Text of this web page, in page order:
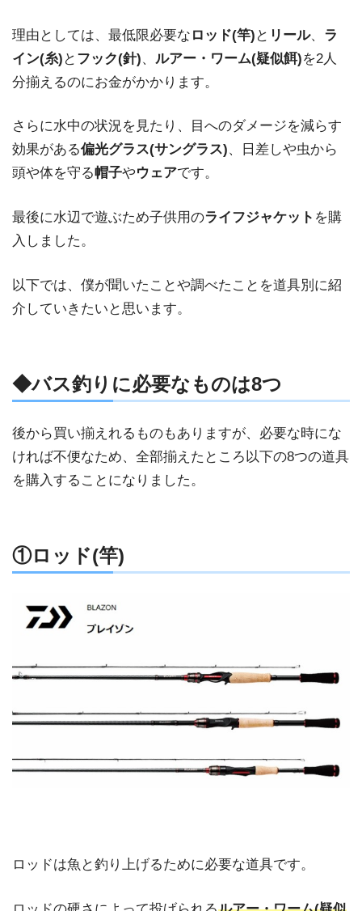
理由としては、最低限必要な ロッド(竿) と リール、 ラ
イン(糸) と フック(針)、 ルアー・ワーム(疑似餌)を2人
分揃えるのにお金がかかります。
さらに水中の状況を見たり、目へのダメージを減らす
効果がある偏光グラス(サングラス)、
日差しや虫から
頭や体を守る帽子やウェアです。
最後に水辺で遊ぶため子供用のライフジャケット を購
入しました。
以下では、僕が聞いたことや調べたことを道具別に紹
介していきたいと思います。
◆バス釣りに必要なものは8つ
後から買い揃えれるものもありますが、必要な時にな
ければ不便なため、 全部揃えたところ以下の8つの道具
を購入することになりました。
①ロッド(竿)
ロッドは魚と釣り上げるために必要な道具です。